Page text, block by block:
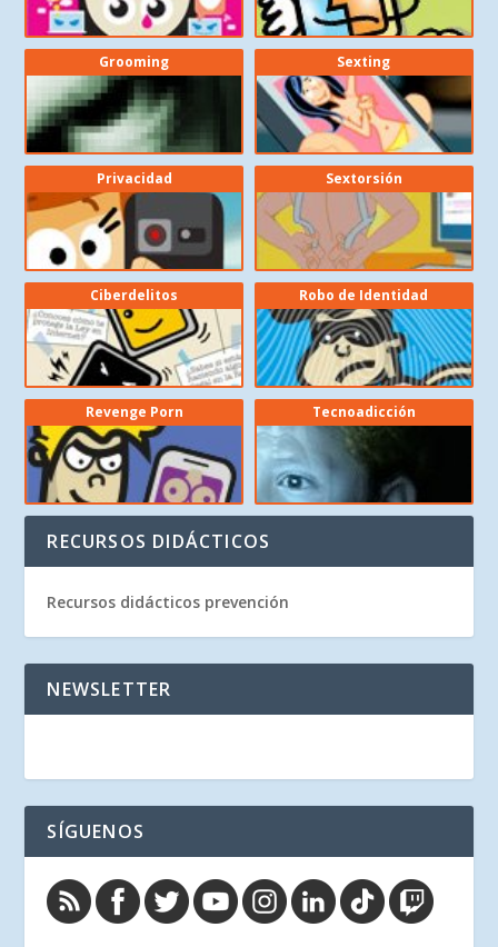
Grooming Sexting
Privacidad Sextorsión
Ciberdelitos Robo de Identidad
Revenge Porn Tecnoadicción
RECURSOS DIDÁCTICOS
Recursos didácticos prevención
NEWSLETTER
SÍGUENOS